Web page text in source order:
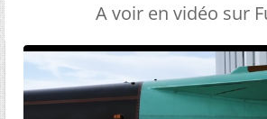
A voir en vidéo sur